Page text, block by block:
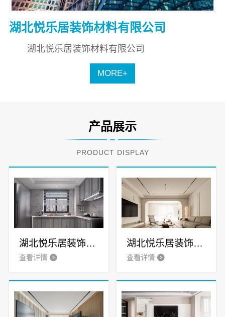
湖北悦乐居装饰材料有限公司
湖北悦乐居装饰材料有限公司
MORE+
产品展示
PRODUCT DISPLAY
湖北悦乐居装饰材料有限公司 专业全铝家居制造商
查看详情
湖北悦乐居装饰材料有限公司 全铝家居引领者
查看详情